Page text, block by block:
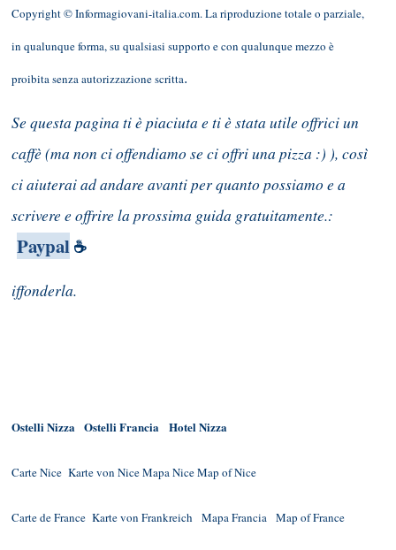
Copyright © Informagiovani-italia.com. La riproduzione totale o parziale,
in qualunque forma, su qualsiasi supporto e con qualunque mezzo è
proibita senza autorizzazione scritta.
Se questa pagina ti è piaciuta e ti è stata utile offrici un
caffè (ma non ci offendiamo se ci offri una pizza :) ), così
ci aiuterai ad andare avanti per quanto possiamo e a
scrivere e offrire la prossima guida gratuitamente.:
Paypal ☕
iffonderla.
Ostelli Nizza Ostelli Francia Hotel Nizza
Carte Nice Karte von NiceMapa NiceMap of Nice
Carte de France Karte von Frankreich Mapa Francia Map of France